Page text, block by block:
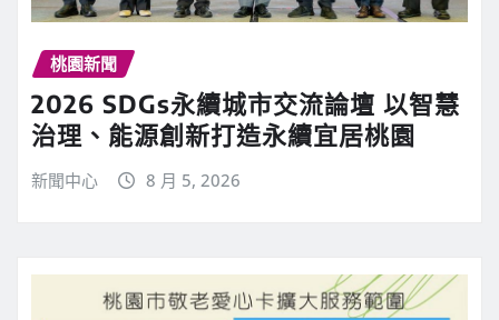
桃園新聞
2026 SDGs永續城市交流論壇 以智慧
治理、能源創新打造永續宜居桃園
新聞中心 8 月 5, 2026